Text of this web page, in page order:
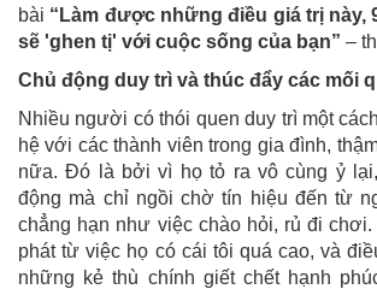
bài “Làm được những điều giá trị này,
sẽ 'ghen tị' với cuộc sống của bạn” –
Chủ động duy trì và thúc đẩy các mối
Nhiều người có thói quen duy trì một
hệ với các thành viên trong gia đình,
nữa. Đó là bởi vì họ tỏ ra vô cùng ỷ
động mà chỉ ngồi chờ tín hiệu đến từ
chẳng hạn như việc chào hỏi, rủ đi
phát từ việc họ có cái tôi quá cao, và
những kẻ thù chính giết chết hạnh